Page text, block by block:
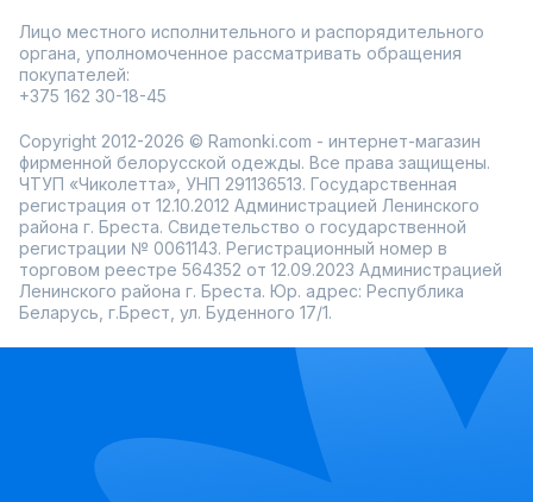
Лицо местного исполнительного и распорядительного
органа, уполномоченное рассматривать обращения
покупателей:
+375 162 30-18-45
Copyright 2012-2026 © Ramonki.com - интернет-магазин
фирменной белорусской одежды. Все права защищены.
ЧТУП «Чиколетта», УНП 291136513. Государственная
регистрация от 12.10.2012 Администрацией Ленинского
района г. Бреста. Свидетельство о государственной
регистрации № 0061143. Регистрационный номер в
торговом реестре 564352 от 12.09.2023 Администрацией
Ленинского района г. Бреста. Юр. адрес: Республика
Беларусь, г.Брест, ул. Буденного 17/1.